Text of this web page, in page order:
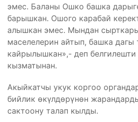
эмес. Баланы Ошко башка
барышкан. Ошого карабай
алышкан эмес. Мындан
маселелерин айтып, башка дагы
кайрылышкан»,- деп белгилешти
кызматынан.
Акыйкатчы укук коргоо
бийлик өкүлдөрүнөн
сактоону талап кылды.